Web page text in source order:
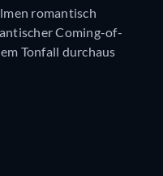
romantisch
Coming-of-
Tonfall durchaus